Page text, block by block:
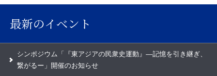
最新のイベント
シンポジウム「『東アジアの民衆史運動』―記憶を引き継ぎ、
繋がるー」開催のお知らせ